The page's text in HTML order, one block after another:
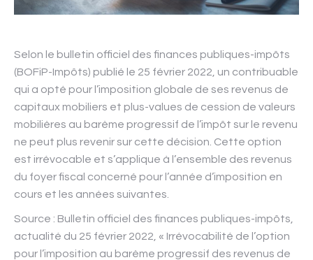
Selon le bulletin officiel des finances publiques-impôts
(BOFiP-Impôts) publié le 25 février 2022, un contribuable
qui a opté pour l’imposition globale de ses revenus de
capitaux mobiliers et plus-values de cession de valeurs
mobilières au barème progressif de l’impôt sur le revenu
ne peut plus revenir sur cette décision. Cette option
est irrévocable et s’applique à l’ensemble des revenus
du foyer fiscal concerné pour l’année d’imposition en
cours et les années suivantes.
Source : Bulletin officiel des finances publiques-impôts,
actualité du 25 février 2022, « Irrévocabilité de l’option
pour l’imposition au barème progressif des revenus de